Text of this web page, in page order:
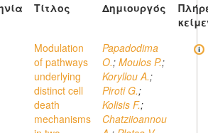
Τίτλος Δημιουργός
Modulation
of pathways
underlying
distinct cell
death
mechanisms
Papadodima
O.; Moulos P.;
Koryllou A.;
Piroti G.;
Kolisis F.;
Chatziioannou